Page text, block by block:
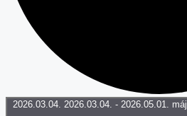
2026.03.04. 2026.03.04. - 2026.05.01.